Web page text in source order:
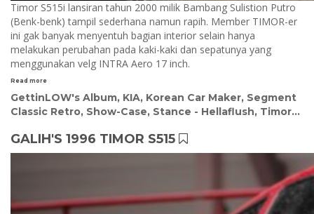
Timor S515i lansiran tahun 2000 milik Bambang Sulistion Putro
(Benk-benk) tampil sederhana namun rapih. Member TIMOR-er
ini gak banyak menyentuh bagian interior selain hanya
melakukan perubahan pada kaki-kaki dan sepatunya yang
menggunakan velg INTRA Aero 17 inch.
Read more
GettinLOW's Album, KIA, Korean Car Maker, Segment
Classic Retro, Show-Case, Stance - Hellaflush, Timor...
GALIH'S 1996 TIMOR S515